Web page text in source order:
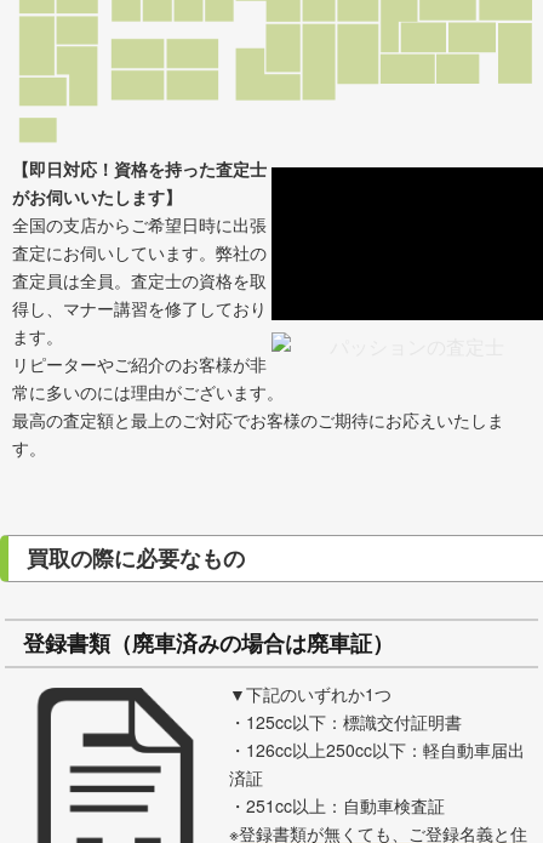
【即日対応！資格を持った査定士
がお伺いいたします】
全国の支店からご希望日時に出張
査定にお伺いしています。弊社の
査定員は全員。査定士の資格を取
得し、マナー講習を修了しており
ます。
リピーターやご紹介のお客様が非
常に多いのには理由がございます。
最高の査定額と最上のご対応でお客様のご期待にお応えいたしま
す。
買取の際に必要なもの
登録書類（廃車済みの場合は廃車証）
▼下記のいずれか1つ
・125cc以下：標識交付証明書
・126cc以上250cc以下：軽自動車届出
済証
・251cc以上：自動車検査証
※登録書類が無くても、ご登録名義と住